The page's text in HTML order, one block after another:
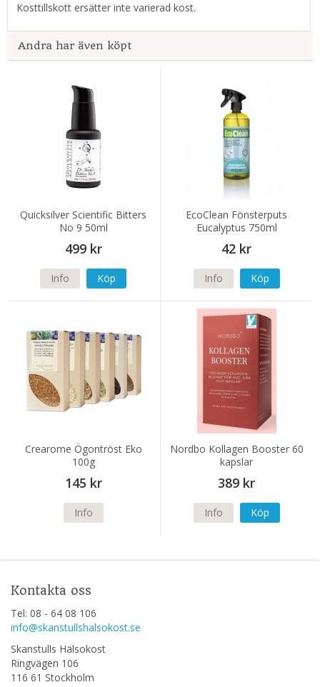
Kosttillskott ersätter inte varierad kost.
Andra har även köpt
Quicksilver Scientific Bitters
No 9 50ml
499 kr
Info Köp
EcoClean Fönsterputs
Eucalyptus 750ml
42 kr
Info Köp
Crearome Ögontröst Eko
100g
145 kr
Info
Nordbo Kollagen Booster 60
kapslar
389 kr
Info Köp
Kontakta oss
Tel: 08 - 64 08 106
info@skanstullshalsokost.se
Skanstulls Hälsokost
Ringvägen 106
116 61 Stockholm